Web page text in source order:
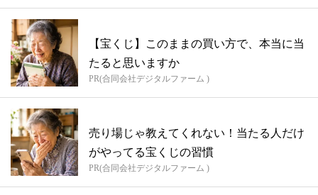
【宝くじ】このままの買い方で、本当に当
たると思いますか
PR(合同会社デジタルファーム )
売り場じゃ教えてくれない！当たる人だけ
がやってる宝くじの習慣
PR(合同会社デジタルファーム )